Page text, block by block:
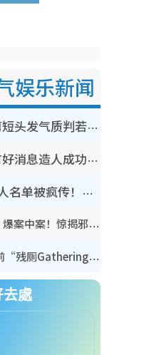
娱乐新闻
简淑儿染金发剪短头发气质判若两人！吓坏老公麦大力都认不出：“你做什么？”
汤洛雯传终于有好消息造人成功！两大细节曝孕味极浓引猜测：大肚婆先会咁！
8大最没礼貌艺人名单被疯传！网友揭发明星真面目，一致数落这一位是无品天花板？
银行高管“沉船”爆案中案！惊揭邪教洗脑操控卖淫被吞600万，幕后黑手讲多错多
林芊妤亲解12年前“残厕Gathering”真相！高层解约一句话重创尊严，至今拒返TVB
去處